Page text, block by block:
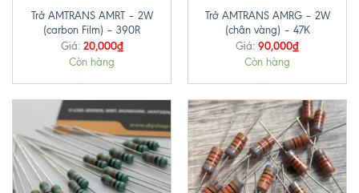
Trở AMTRANS AMRT – 2W
(carbon Film) – 390R
Giá: 20,000₫
Còn hàng
Trở AMTRANS AMRG – 2W
(chân vàng) – 47K
Giá: 90,000₫
Còn hàng